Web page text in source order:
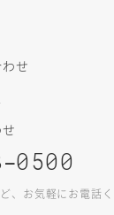
せ
–0500
、お気軽にお電話